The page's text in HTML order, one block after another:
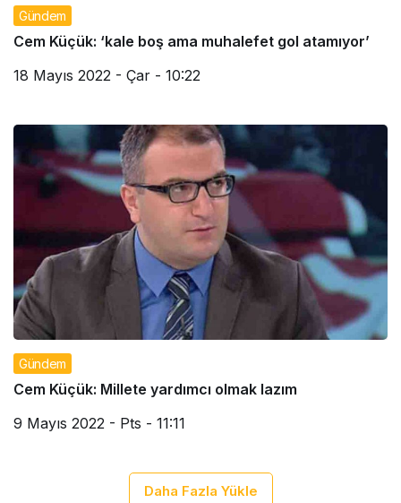
Gündem
Cem Küçük: ‘kale boş ama muhalefet gol atamıyor’
18 Mayıs 2022 - Çar - 10:22
Gündem
Cem Küçük: Millete yardımcı olmak lazım
9 Mayıs 2022 - Pts - 11:11
Daha Fazla Yükle